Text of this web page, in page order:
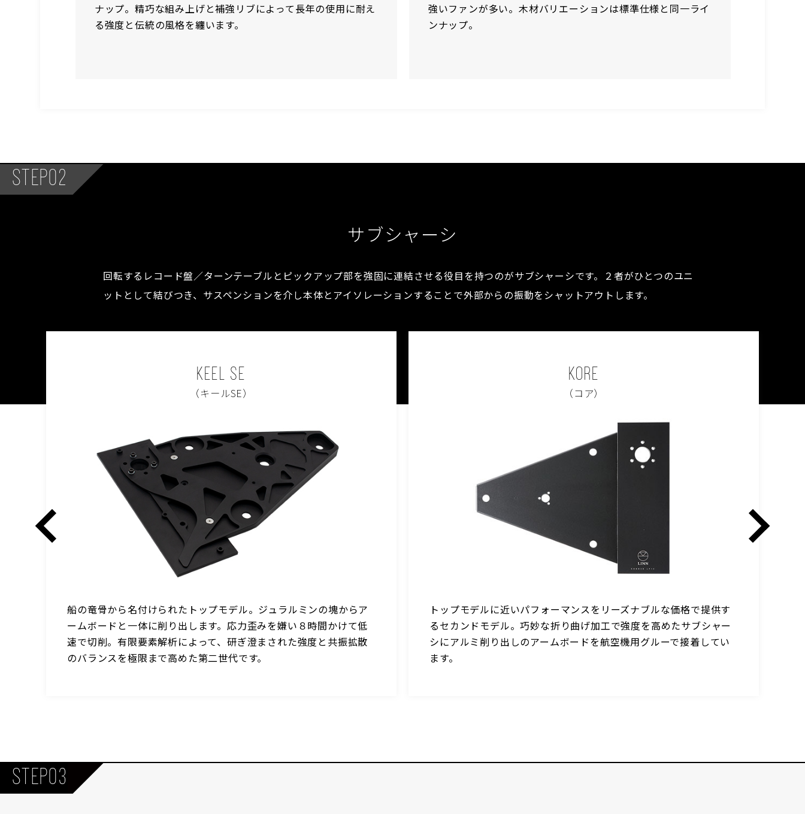
ナップ。精巧な組み上げと補強リブによって長年の使用に耐え
る強度と伝統の風格を纏います。
強いファンが多い。木材バリエーションは標準仕様と同一ライ
ンナップ。
STEP02
サブシャーシ
回転するレコード盤／ターンテーブルとピックアップ部を強固に連結させる役目を持つのがサブシャーシです。２者がひとつのユニ
ットとして結びつき、サスペンションを介し本体とアイソレーションすることで外部からの振動をシャットアウトします。
KEEL SE
（キールSE）
船の竜骨から名付けられたトップモデル。ジュラルミンの塊からア
ームボードと一体に削り出します。応力歪みを嫌い８時間かけて低
速で切削。有限要素解析によって、研ぎ澄まされた強度と共振拡散
のバランスを極限まで高めた第二世代です。
KORE
（コア）
トップモデルに近いパフォーマンスをリーズナブルな価格で提供す
るセカンドモデル。巧妙な折り曲げ加工で強度を高めたサブシャー
シにアルミ削り出しのアームボードを航空機用グルーで接着してい
ます。
STEP03